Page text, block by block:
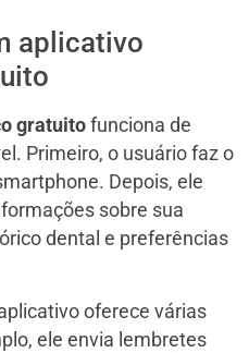
aplicativo
gratuito funciona de
Primeiro, o usuário faz o
Depois, ele
sobre sua
dental e preferências
oferece várias
ele envia lembretes